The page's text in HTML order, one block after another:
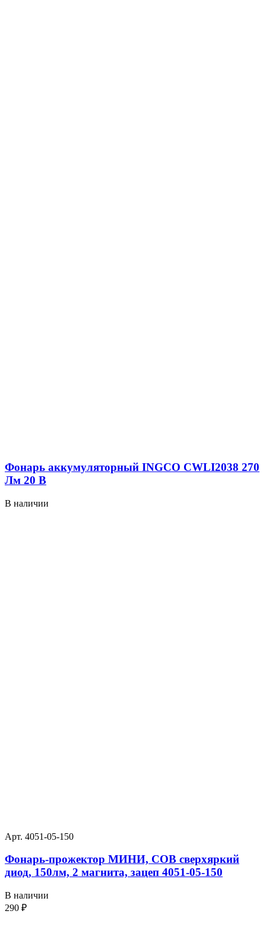
Фонарь аккумуляторный INGCO CWLI2038 270
Лм 20 В
В наличии
Арт. 4051-05-150
Фонарь-прожектор МИНИ, СОВ сверхяркий
диод, 150лм, 2 магнита, зацеп 4051-05-150
В наличии
290 ₽